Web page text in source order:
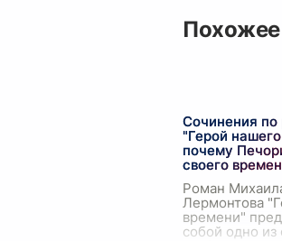
Похожее
Сочинения по
"Герой
почему
своего
Роман
Лермонтова
времени"
собой одно из